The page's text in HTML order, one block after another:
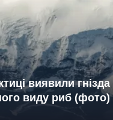
виявили гнізда
виду риб (фото)